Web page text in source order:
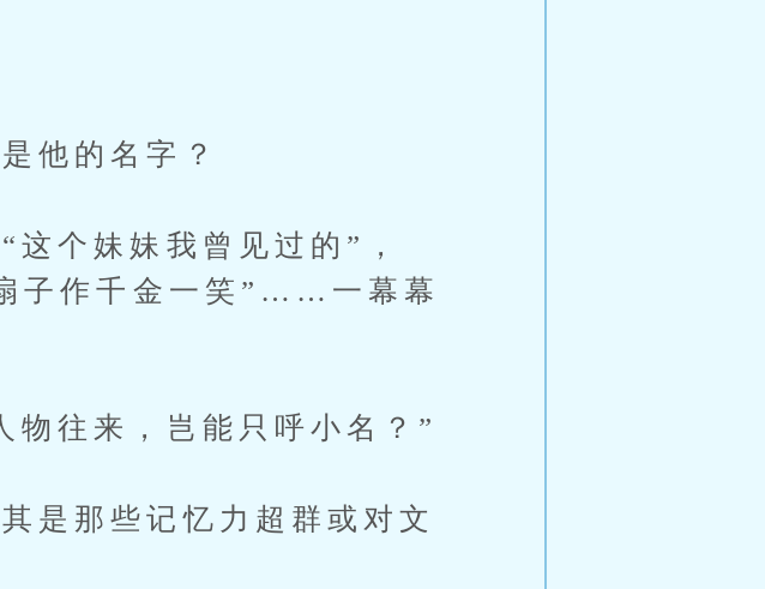
他的名字？
个妹妹我曾见过的”，
子作千金一笑”……一幕幕
物往来，岂能只呼小名？”
是那些记忆力超群或对文